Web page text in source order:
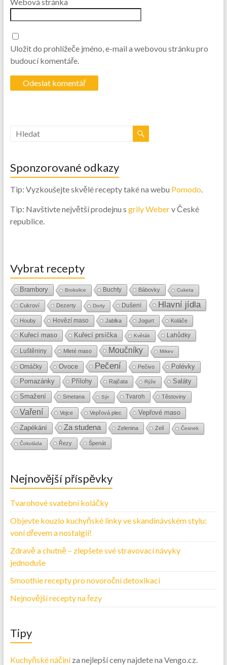
Uložit do prohlížeče jméno, e-mail a webovou stránku pro
budoucí komentáře.
Sponzorované odkazy
Tip: Vyzkoušejte skvělé recepty také na webu Pomodo.
Tip: Navštivte největší prodejnu s grily Weberv České
republice.
Vybrat recepty
Brambory Brokolice Buchty Bábovky Cuketa
Cukroví Dezerty Dorty Dušení Hlavní jídla
Houby Hovězí maso Jablka Jogurt Koláče
Kuřecí maso Kuřecí prsíčka Květák Lahůdky
Luštěniny Mleté maso Moučníky Mrkev
Omáčky Ovoce Pečení Pečivo Polévky
Pomazánky Přílohy Rajčata Rýže
Saláty
Smažení
Smetana Sýr Tvaroh Těstoviny
Vaření Vejce Vepřová plec
Vepřové maso
Zapékání
Za studena Zelenina Zelí Česnek
Čokoláda Řezy Špenát
Nejnovější příspěvky
Tvarohové svatební koláčky
Objevte kouzlo kuchyňské linky ve skandinávském stylu:
voní dřevem a nostalgií!
Zdravě a chutně – zlepšete své stravovací návyky
jednoduše
Smoothie recepty pro novoroční detoxikaci
Nejnovější recepty na řezy
Tipy
Kuchyňské náčiníza nejlepší ceny najdete na Vengo.cz.